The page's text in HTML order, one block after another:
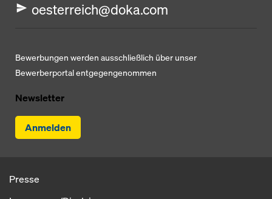
oesterreich@doka.com
Bewerbungen werden ausschließlich über unser
Bewerberportal entgegengenommen
Newsletter
Anmelden
Presse